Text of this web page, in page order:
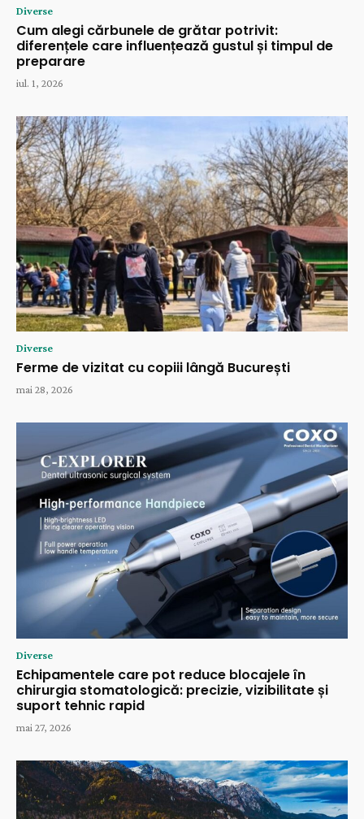
Diverse
Cum alegi cărbunele de grătar potrivit:
diferențele care influențează gustul și timpul de
preparare
iul. 1, 2026
Diverse
Ferme de vizitat cu copiii lângă București
mai 28, 2026
Diverse
Echipamentele care pot reduce blocajele în
chirurgia stomatologică: precizie, vizibilitate și
suport tehnic rapid
mai 27, 2026